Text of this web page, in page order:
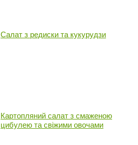
Салат з редиски та кукурудзи
Картопляний салат з смаженою
цибулею та свіжими овочами